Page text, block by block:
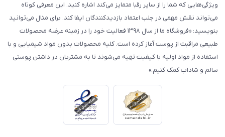
ویژگی‌هایی که شما را از سایر رقبا متمایز می‌کند اشاره کنید. این معرفی کوتاه
می‌تواند نقش مهمی در جلب اعتماد بازدیدکنندگان ایفا کند. برای مثال می‌توانید
بنویسید: «فروشگاه ما از سال ۱۳۹۸ فعالیت خود را در زمینه عرضه محصولات
طبیعی مراقبت از پوست آغاز کرده است. کلیه محصولات بدون مواد شیمیایی و با
استفاده از مواد اولیه با کیفیت تهیه می‌شوند تا به مشتریان در داشتن پوستی
سالم و شاداب کمک کنیم.»